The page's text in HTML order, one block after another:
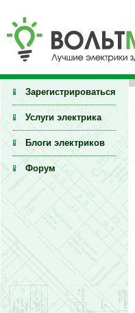
Зарегистрироваться
Услуги электрика
Блоги электриков
Форум